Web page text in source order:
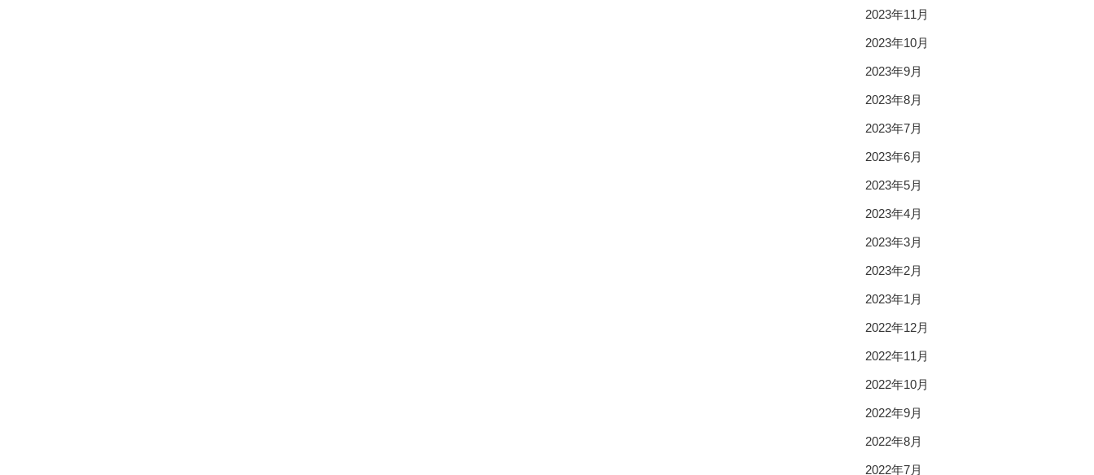
2023年11月
2023年10月
2023年9月
2023年8月
2023年7月
2023年6月
2023年5月
2023年4月
2023年3月
2023年2月
2023年1月
2022年12月
2022年11月
2022年10月
2022年9月
2022年8月
2022年7月